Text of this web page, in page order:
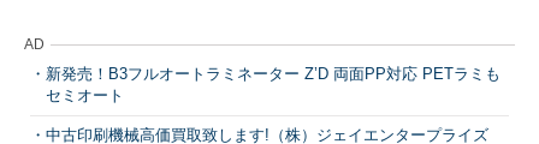
AD
新発売！B3フルオートラミネーター Z’D 両面PP対応 PETラミも
セミオート
中古印刷機械高価買取致します!（株）ジェイエンタープライズ